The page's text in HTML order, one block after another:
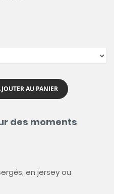
AU PANIER
des moments
en jersey ou